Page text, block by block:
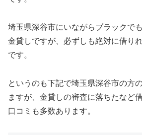
埼玉県深谷市にいながらブラックで
金貸しですが、必ずしも絶対に借り
です。
というのも下記で埼玉県深谷市の方
ますが、金貸しの審査に落ちたなど
口コミも多数あります。